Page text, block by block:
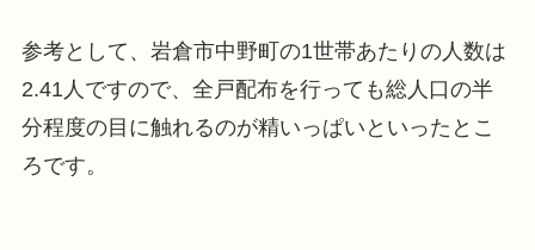
参考として、岩倉市中野町の1世帯あたりの人数は
2.41人ですので、全戸配布を行っても総人口の半
分程度の目に触れるのが精いっぱいといったとこ
ろです。